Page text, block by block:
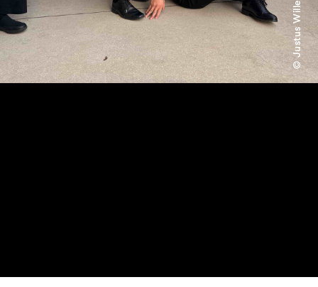
© Justus Wille